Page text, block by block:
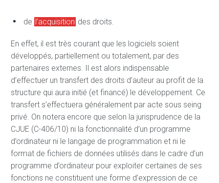
de l’acquisition des droits.
En effet, il est très courant que les logiciels soient
développés, partiellement ou totalement, par des
partenaires externes. Il est alors indispensable
d’effectuer un transfert des droits d’auteur au profit de la
structure qui aura initié (et financé) le développement. Ce
transfert s’effectuera généralement par acte sous seing
privé. On notera encore que selon la jurisprudence de la
CJUE (C-406/10) ni la fonctionnalité d’un programme
d’ordinateur ni le langage de programmation et ni le
format de fichiers de données utilisés dans le cadre d’un
programme d’ordinateur pour exploiter certaines de ses
fonctions ne constituent une forme d’expression de ce